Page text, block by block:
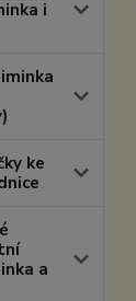
i
ke
a